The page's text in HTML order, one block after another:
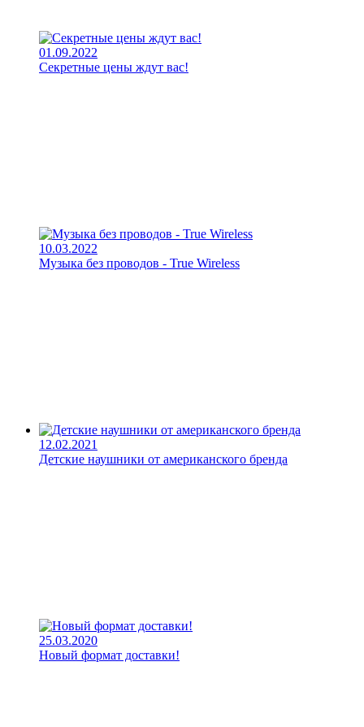
01.09.2022
Секретные цены ждут вас!
10.03.2022
Музыка без проводов - True Wireless
12.02.2021
Детские наушники от американского бренда
25.03.2020
Новый формат доставки!